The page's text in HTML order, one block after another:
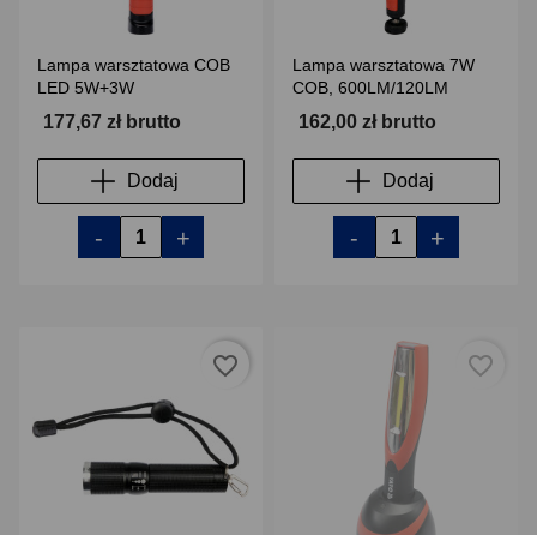
Lampa warsztatowa COB
LED 5W+3W
177,67 zł brutto
Dodaj
- +
Lampa warsztatowa 7W
COB, 600LM/120LM
162,00 zł brutto
Dodaj
- +
favorite_border favorite_border